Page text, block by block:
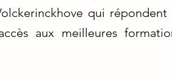
qui
aux meilleures